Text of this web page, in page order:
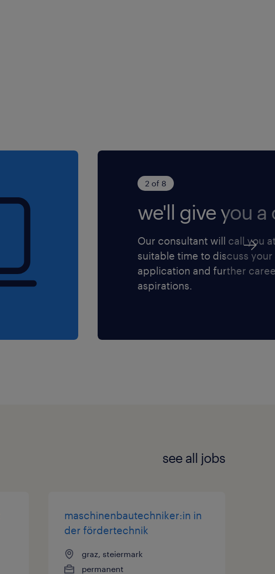
2 of 8
we'll give you a
Our consultant will call you
suitable time to discuss your
application and further
aspirations.
see all jobs
maschinenbautechniker:in in
der fördertechnik
graz, steiermark
permanent